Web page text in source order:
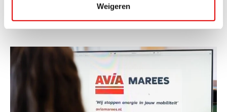
Weigeren
Toe aan een ontspannen nachtje...
Lees verder